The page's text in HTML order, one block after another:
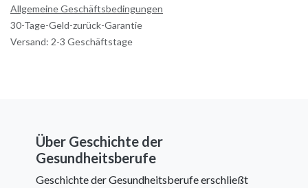
Allgemeine Geschäftsbedingungen
30-Tage-Geld-zurück-Garantie
Versand: 2-3 Geschäftstage
Über Geschichte der
Gesundheitsberufe
Geschichte der Gesundheitsberufe erschließt